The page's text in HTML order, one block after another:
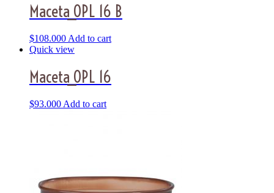
Maceta_OPL 16 B
$108.000 Add to cart
Quick view
Maceta_OPL 16
$93.000Add to cart